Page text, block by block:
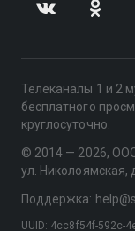
Телеканалы 1 и 2
бесплатного
круглосуточно.
© 2014 — 2026,
ул. Николоямская,
Поддержка:
UUID: 4cc8f54f-592c-